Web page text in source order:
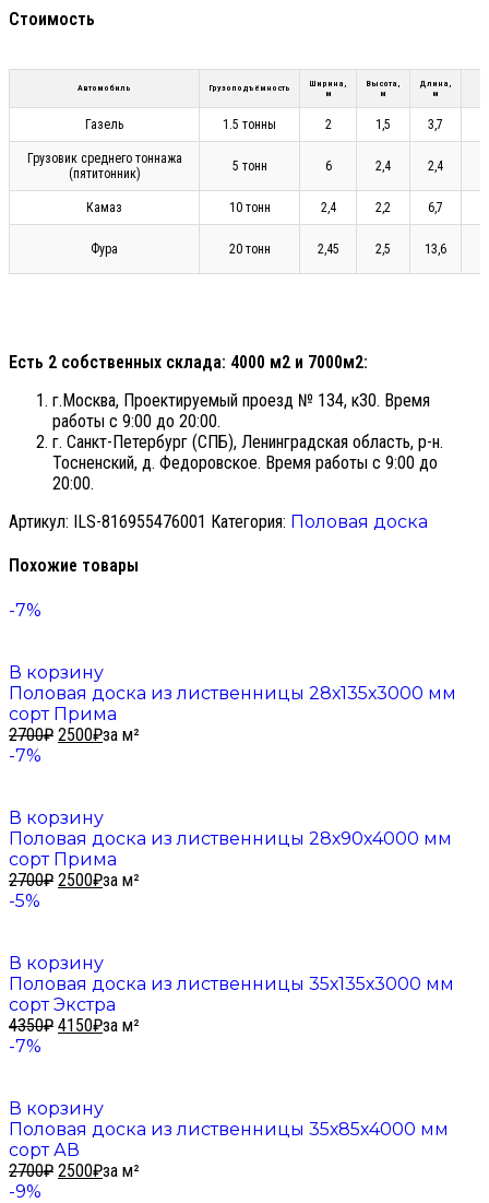
Стоимость
Автомобиль Грузоподъёмность
Ширина,
м
Высота,
м
Длина,
м
Газель 1.5 тонны 2 1,5 3,7
Грузовик среднего тоннажа
(пятитонник)
5 тонн 6 2,4 2,4
Камаз 10 тонн 2,4 2,2 6,7
Фура 20 тонн 2,45 2,5 13,6
Есть 2 собственных склада: 4000 м2 и 7000м2:
г.Москва, Проектируемый проезд № 134, к30. Время
работы с 9:00 до 20:00.
г. Санкт-Петербург (СПБ), Ленинградская область, р-н.
Тосненский, д. Федоровское. Время работы с 9:00 до
20:00.
Артикул: ILS-816955476001 Категория: Половая доска
Похожие товары
-7%
В корзину
Половая доска из лиственницы 28х135х3000 мм
сорт Прима
2700₽ 2500₽за м²
-7%
В корзину
Половая доска из лиственницы 28х90х4000 мм
сорт Прима
2700₽ 2500₽за м²
-5%
В корзину
Половая доска из лиственницы 35х135х3000 мм
сорт Экстра
4350₽ 4150₽за м²
-7%
В корзину
Половая доска из лиственницы 35х85х4000 мм
сорт АВ
2700₽ 2500₽за м²
-9%